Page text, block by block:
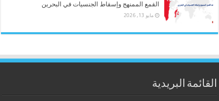
القمع الممنهج وإسقاط الجنسيات في البحرين
مايو 13, 2026
القائمة البريدية